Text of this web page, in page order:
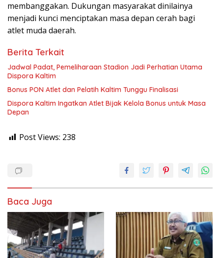
membanggakan. Dukungan masyarakat dinilainya
menjadi kunci menciptakan masa depan cerah bagi
atlet muda daerah.
Berita Terkait
Jadwal Padat, Pemeliharaan Stadion Jadi Perhatian Utama
Dispora Kaltim
Bonus PON Atlet dan Pelatih Kaltim Tunggu Finalisasi
Dispora Kaltim Ingatkan Atlet Bijak Kelola Bonus untuk Masa
Depan
Post Views: 238
Baca Juga